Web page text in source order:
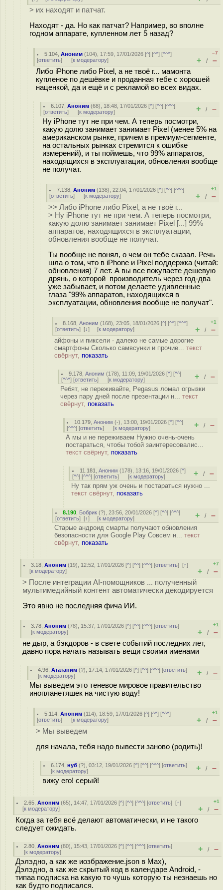
> их находят и патчат.
Находят - да. Но как патчат? Например, во вполне
годном аппарате, купленном лет 5 назад?
5.104 ,Аноним (104), 17:59, 17/01/2026 [^] [^^] [^^^]
[ответить] [к модератору]
–7
+ / –
Либо iPhone либо Pixel, а не твоё г... мамонта
купленое по дешёвке и проданная тебе с хорошей
наценкой, да и ещё и с рекламой во всех видах.
6.107 ,Аноним (68), 18:48, 17/01/2026 [^] [^^] [^^^]
[ответить] [к модератору] + / –
Ну iPhone тут не при чем. А теперь посмотри,
какую долю занимает занимает Pixel (менее 5% на
американском рынке, причем в премиум-сегменте,
на остальных рынках стремится к ошибке
измерений), и ты поймешь, что 99% аппаратов,
находящихся в эксплуатации, обновления вообще
не получат.
7.138 ,Аноним (138), 22:04, 17/01/2026 [^] [^^] [^^^]
[ответить] [к модератору]
+1
+ / –
>> Либо iPhone либо Pixel, а не твоё г...
> Ну iPhone тут не при чем. А теперь посмотри,
какую долю занимает занимает Pixel [...] 99%
аппаратов, находящихся в эксплуатации,
обновления вообще не получат.
Ты вообще не понял, о чем он тебе сказал. Речь
шла о том, что в iPhone и Pixel поддержка (читай:
обновления) 7 лет. А вы все покупаете дешевую
дрянь, о которой производитель через год-два
уже забывает, и потом делаете удивленные
глаза "99% аппаратов, находящихся в
эксплуатации, обновления вообще не получат".
8.168 ,Аноним (168), 23:05, 18/01/2026 [^] [^^] [^^^]
[ответить] [↓] [к модератору]
+1
+ / –
айфоны и пиксели - далеко не самые дорогие
смартфоны Сколько самвсунки и прочие... текст
свёрнут, показать
9.178 ,Аноним (178), 11:09, 19/01/2026 [^] [^^]
[^^^] [ответить] [к модератору] + / –
Ребят, не переживайте, Pegasus ломал огрызки
через пару дней после презентации н... текст
свёрнут, показать
10.179 ,Аноним (-), 13:00, 19/01/2026 [^] [^^]
[^^^] [ответить] [к модератору] + / –
А мы и не переживаем Нужно очень-очень
постараться, чтобы тобой заинтересовалис...
текст свёрнут, показать
11.181 ,Аноним (178), 13:16, 19/01/2026 [^]
[^^] [^^^] [ответить] [к модератору] + / –
Ну так прям уж очень и постараться нужно ...
текст свёрнут, показать
8.190 Бобрик (?), 23:56, 20/01/2026 [^] [^^] [^^^]
[ответить] [↑] [к модератору] + / –
Старые андроид смарты получают обновления
безопасности для Google Play Совсем н... текст
свёрнут, показать
3.18 ,Аноним (19), 12:52, 17/01/2026 [^] [^^] [^^^] [ответить][↑]
[к модератору]
+7
+ / –
> После интеграции AI-помощников ... полученный
мультимедийный контент автоматически декодируется
Это явно не последняя фича ИИ.
3.78 ,Аноним (78), 15:37, 17/01/2026 [^] [^^] [^^^] [ответить]
[к модератору]
+1
+ / –
не дыр, а бэкдоров - в свете событий последних лет,
давно пора начать называть вещи своими именами
4.96 ,Ататаним (?), 17:14, 17/01/2026 [^] [^^] [^^^] [ответить]
[к модератору] + / –
Мы выведем это теневое мировое правительство
инопланетяшек на чистую воду!
5.114 ,Аноним (114), 18:59, 17/01/2026 [^] [^^] [^^^]
[ответить] [к модератору]
+1
+ / –
> Мы выведем
для начала, тебя надо вывести заново (родить)!
6.174 ,нуб (?), 03:12, 19/01/2026 [^] [^^] [^^^] [ответить]
[к модератору] + / –
вижу его! серый!
2.65 ,Аноним (65), 14:47, 17/01/2026 [^] [^^] [^^^] [ответить][↑]
[к модератору]
+1
+ / –
Когда за тебя всё делают автоматически, и не такого
следует ожидать.
2.80 ,Аноним (80), 15:43, 17/01/2026 [^] [^^] [^^^] [ответить]
[к модератору] + / –
Дэлэдно, а как же иозбражение.json в Max),
Дэлэдно, а как же скрытый код в календаре Android, -
типаа подписка на какую то чушь которую ты незнаешь но
как будто подписался.